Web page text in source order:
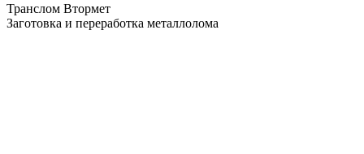
Транслом Втормет
Заготовка и переработка металлолома